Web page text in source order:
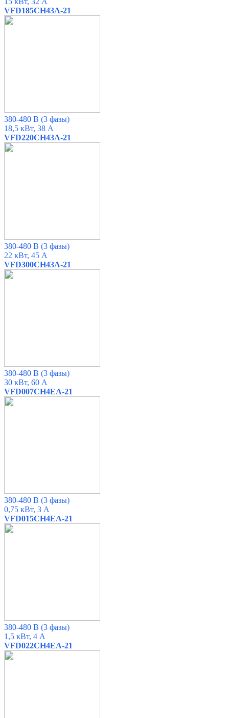
VFD185CH43A-21
380-480 В (3 фазы)
18,5 кВт, 38 А
VFD220CH43A-21
380-480 В (3 фазы)
22 кВт, 45 А
VFD300CH43A-21
380-480 В (3 фазы)
30 кВт, 60 А
VFD007CH4EA-21
380-480 В (3 фазы)
0,75 кВт, 3 А
VFD015CH4EA-21
380-480 В (3 фазы)
1,5 кВт, 4 А
VFD022CH4EA-21